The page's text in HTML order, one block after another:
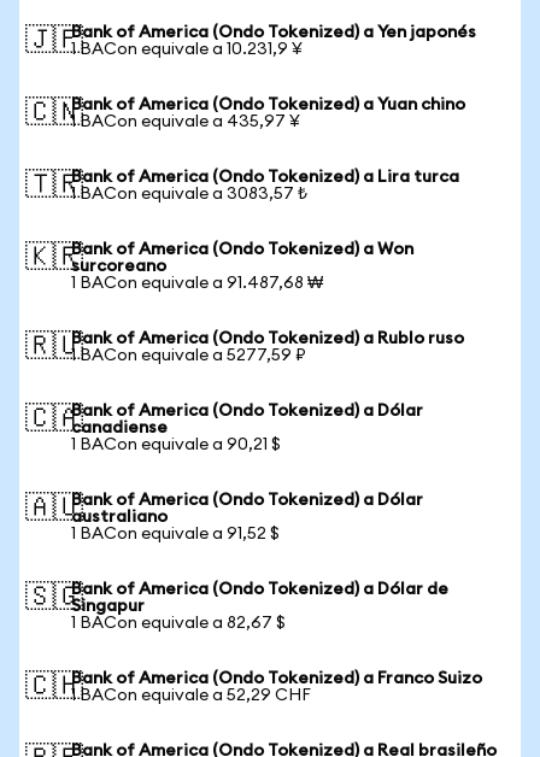
🇯🇵Bank of America (Ondo Tokenized) a Yen japonés
1 BACon equivale a 10.231,9 ¥
🇨🇳Bank of America (Ondo Tokenized) a Yuan chino
1 BACon equivale a 435,97 ¥
🇹🇷Bank of America (Ondo Tokenized) a Lira turca
1 BACon equivale a 3083,57 ₺
🇰🇷Bank of America (Ondo Tokenized) a Won
surcoreano
1 BACon equivale a 91.487,68 ₩
🇷🇺Bank of America (Ondo Tokenized) a Rublo ruso
1 BACon equivale a 5277,59 ₽
🇨🇦Bank of America (Ondo Tokenized) a Dólar
canadiense
1 BACon equivale a 90,21 $
🇦🇺Bank of America (Ondo Tokenized) a Dólar
australiano
1 BACon equivale a 91,52 $
🇸🇬Bank of America (Ondo Tokenized) a Dólar de
Singapur
1 BACon equivale a 82,67 $
🇨🇭Bank of America (Ondo Tokenized) a Franco Suizo
1 BACon equivale a 52,29 CHF
Bank of America (Ondo Tokenized) a Real brasileño